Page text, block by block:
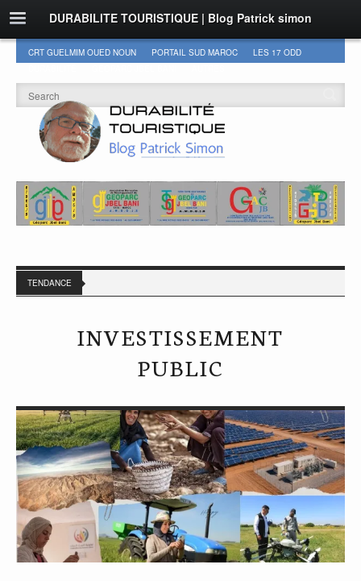
DURABILITE TOURISTIQUE | Blog Patrick simon
CRT GUELMIM OUED NOUN PORTAIL SUD MAROC
LES 17 ODD
TENDANCE
INVESTISSEMENT
PUBLIC